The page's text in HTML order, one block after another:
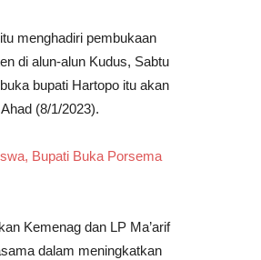
menghadiri pembukaan
di alun-alun Kudus, Sabtu
bupati Hartopo itu akan
(8/1/2023).
Bupati Buka Porsema
Kemenag dan LP Ma’arif
dalam meningkatkan